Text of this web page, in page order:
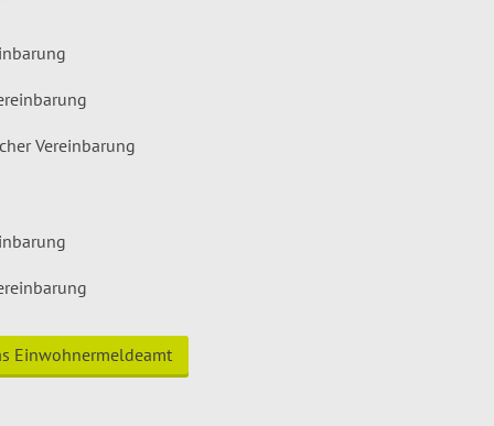
Vereinbarung
Einwohnermeldeamt